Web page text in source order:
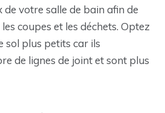
votre salle de bain afin de
coupes et les déchets. Optez
sol plus petits car ils
de lignes de joint et sont plus